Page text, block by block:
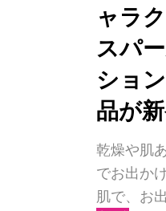
ャラ
スパ
ショ
品が新
乾燥や肌
でお出か
肌で、お